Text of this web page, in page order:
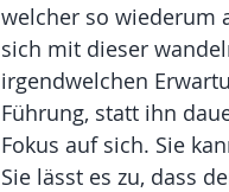
welcher so wiederum
sich mit dieser
irgendwelchen
Führung, statt ihn
Fokus auf sich. Sie
Sie lässt es zu, dass